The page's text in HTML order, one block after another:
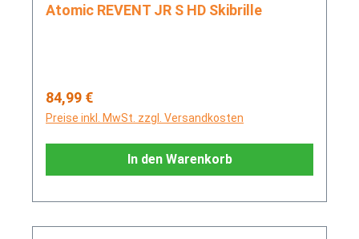
Atomic REVENT JR S HD Skibrille
Regulärer Preis:
84,99 €
Preise inkl. MwSt. zzgl. Versandkosten
In den Warenkorb